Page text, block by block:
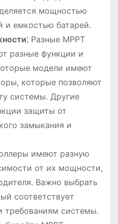
мощностью
и емкостью батарей․
Разные MPPT
разные функции и
модели имеют
которые позволяют
системы․ Другие
защиты от
замыкания и
имеют разную
от их мощности,
Важно выбрать
соответствует
системы․